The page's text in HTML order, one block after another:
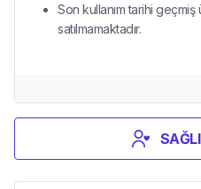
Son kullanım tarihi
satılmamaktadır.